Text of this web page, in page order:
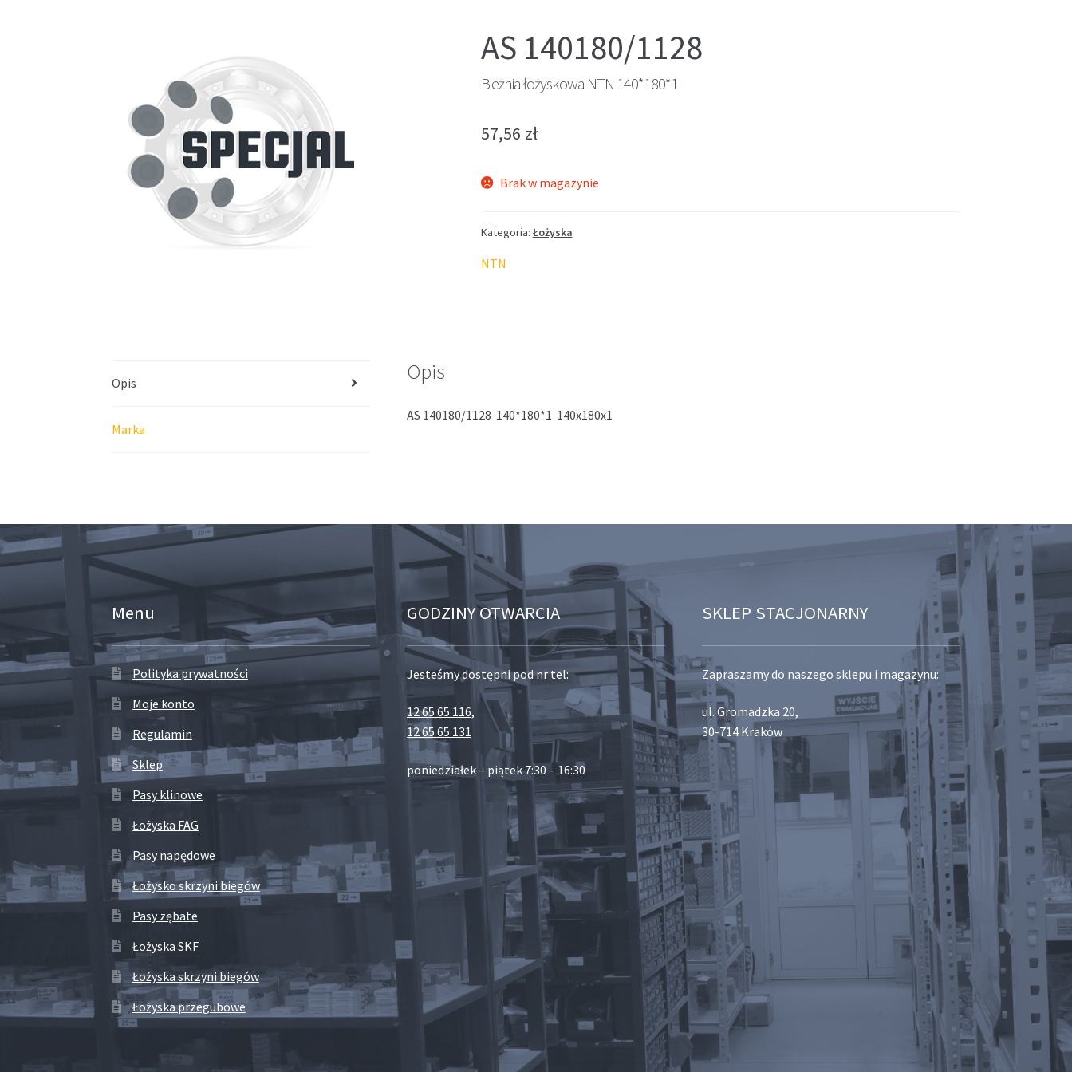
AS 140180/1128
Bieżnia łożyskowa NTN 140*180*1
57,56 zł
Brak w magazynie
Kategoria: Łożyska
NTN
Opis
Marka
Opis
AS 140180/1128 140*180*1 140x180x1
Menu
Polityka prywatności
Moje konto
Regulamin
Sklep
Pasy klinowe
Łożyska FAG
Pasy napędowe
Łożysko skrzyni biegów
Pasy zębate
Łożyska SKF
Łożyska skrzyni biegów
Łożyska przegubowe
GODZINY OTWARCIA
Jesteśmy dostępni pod nr tel:
12 65 65 116,
12 65 65 131
poniedziałek – piątek 7:30 – 16:30
SKLEP STACJONARNY
Zapraszamy do naszego sklepu i magazynu:
ul. Gromadzka 20,
30-714 Kraków